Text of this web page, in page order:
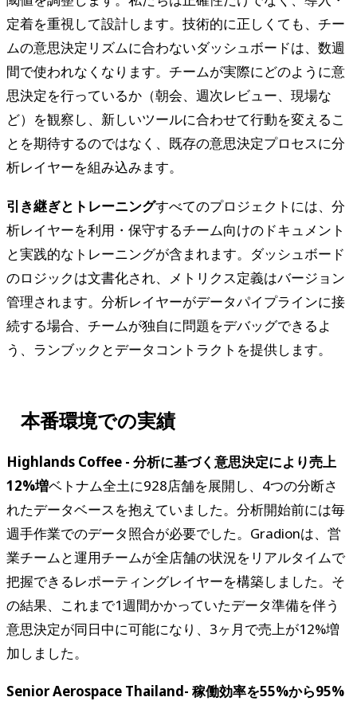
定着を重視して設計します。技術的に正しくても、チー
ムの意思決定リズムに合わないダッシュボードは、数週
間で使われなくなります。チームが実際にどのように意
思決定を行っているか（朝会、週次レビュー、現場な
ど）を観察し、新しいツールに合わせて行動を変えるこ
とを期待するのではなく、既存の意思決定プロセスに分
析レイヤーを組み込みます。
引き継ぎとトレーニングすべてのプロジェクトには、分
析レイヤーを利用・保守するチーム向けのドキュメント
と実践的なトレーニングが含まれます。ダッシュボード
のロジックは文書化され、メトリクス定義はバージョン
管理されます。分析レイヤーがデータパイプラインに接
続する場合、チームが独自に問題をデバッグできるよ
う、ランブックとデータコントラクトを提供します。
本番環境での実績
Highlands Coffee - 分析に基づく意思決定により売上
12%増ベトナム全土に928店舗を展開し、4つの分断さ
れたデータベースを抱えていました。分析開始前には毎
週手作業でのデータ照合が必要でした。Gradionは、営
業チームと運用チームが全店舗の状況をリアルタイムで
把握できるレポーティングレイヤーを構築しました。そ
の結果、これまで1週間かかっていたデータ準備を伴う
意思決定が同日中に可能になり、3ヶ月で売上が12%増
加しました。
Senior Aerospace Thailand- 稼働効率を55%から95%